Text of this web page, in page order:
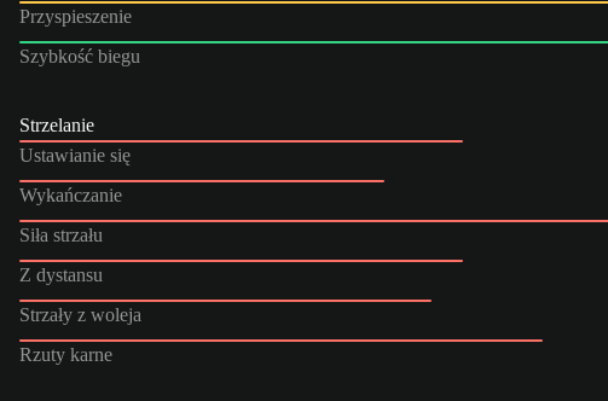
Przyspieszenie
Szybkość biegu
Strzelanie
Ustawianie się
Wykańczanie
Siła strzału
Z dystansu
Strzały z woleja
Rzuty karne